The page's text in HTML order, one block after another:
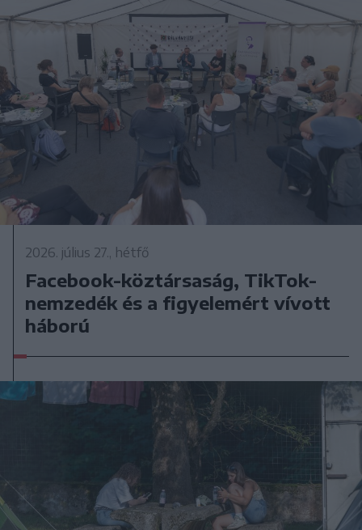
2026. július 27., hétfő
Facebook-köztársaság, TikTok-
nemzedék és a figyelemért vívott
háború